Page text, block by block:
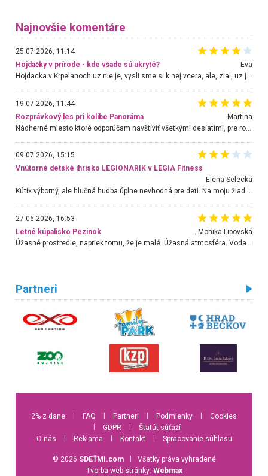
Najnovšie komentáre
25.07.2026, 11:14
Hojdačky v prírode - kde všade sú ukryté?
Eva
Hojdacka v Krpelanoch uz nie je, vysli sme si k nej vcera, ale, zial, uz je znicena. Ak sem planujete cestu len kvoli hojdacke, mozete si ju usetrit. Krasny vyhlad je tu vsak aj bez hojdacky :-)
19.07.2026, 11:44
Rozprávkový les pri kolibe Panoráma
Martina
Nádherné miesto ktoré odporúčam navštíviť všetkými desiatimi, pre rodiny s deťmi, dôchodcom... Proste a jednoducho ozaj rozprávkový les.. určite ešte prídeme. Odniesli sme si na pamiatku krásne tričká,
09.07.2026, 15:15
Vnútorné detské ihrisko LEGIONARIK v LEGIA Fitness
Elena Selecká
Kútik výborný, ale hlučná hudba úplne nevhodná pre deti. Na moju žiadosť o aspoň sušenie nereagovali.
27.06.2026, 16:53
Letné kúpalisko Pezinok
. Monika Lipovská
Úžasné prostredie, napriek tomu, že je malé. Úžasná atmosféra. Voda fantastická a nádherná. Ľudí je pomerne veľa, ale su mili a ohľaduplní. Je veľmi zaujímavé sledovať, ako dokážu spolu športovať cudzí ľudia a bez ohľadu na vek. Vládne tu pohoda. Vnuka neviem dostať z vody. Ďakujem za krásny deň . Urcite sa sem vrátim. Jediný problém je s parkovaním, ale aj ten sa mi podarilo vyriešiť. Monika Bratislava
Partneri
2% z dane FAQ Partneri Podmienky
Cookies
GDPR
Štatút súťaží
O nás
Reklama Kontakt Spracovanie súhlasu
© 2026 SDEŤMI.com
Všetky práva vyhradené
Tvorba web stránky: Webmax